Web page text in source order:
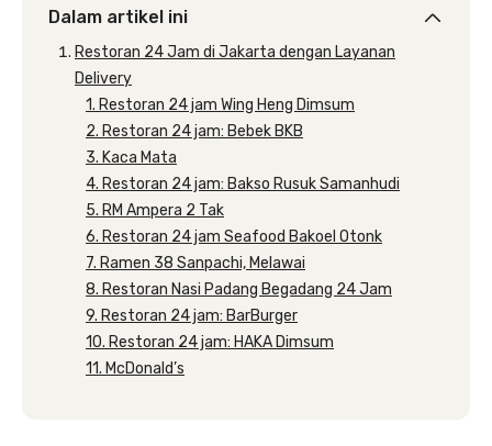
Dalam artikel ini
Restoran 24 Jam di Jakarta dengan Layanan
Delivery
1. Restoran 24 jam Wing Heng Dimsum
2. Restoran 24 jam: Bebek BKB
3. Kaca Mata
4. Restoran 24 jam: Bakso Rusuk Samanhudi
5. RM Ampera 2 Tak
6. Restoran 24 jam Seafood Bakoel Otonk
7. Ramen 38 Sanpachi, Melawai
8. Restoran Nasi Padang Begadang 24 Jam
9. Restoran 24 jam: BarBurger
10. Restoran 24 jam: HAKA Dimsum
11. McDonald’s